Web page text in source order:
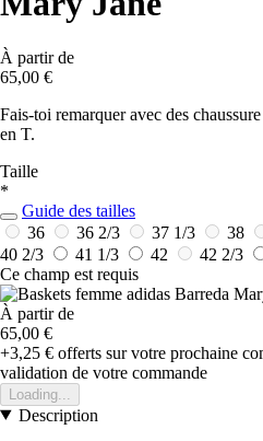
À partir de
65,00 €
Fais-toi remarquer avec des
en T.
Taille
*
Guide des tailles
36
36 2/3 37 1/3 38
40 2/3
41 1/3 42 42 2/3
Ce champ est requis
À partir de
65,00 €
+3,25 € offerts sur votre prochaine
validation de votre commande
Loading...
Description